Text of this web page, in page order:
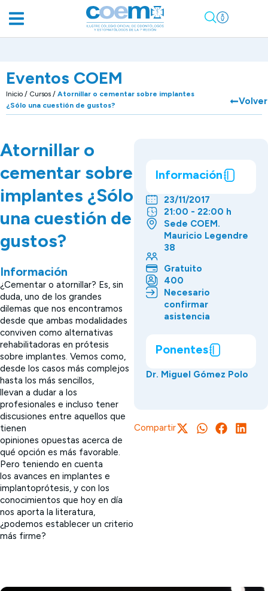
Eventos COEM
Inicio / Cursos / Atornillar o cementar sobre implantes
¿Sólo una cuestión de gustos?
Volver
Atornillar o
cementar sobre
implantes ¿Sólo
una cuestión de
gustos?
Información
¿Cementar o atornillar? Es, sin
duda, uno de los grandes
dilemas que nos encontramos
desde que ambas modalidades
conviven como alternativas
rehabilitadoras en prótesis
sobre implantes. Vemos como,
desde los casos más complejos
hasta los más sencillos,
llevan a dudar a los
profesionales e incluso tener
discusiones entre aquellos que
tienen
opiniones opuestas acerca de
qué opción es más favorable.
Pero teniendo en cuenta
los avances en implantes e
implantoprótesis, y con los
conocimientos que hoy en día
nos aporta la literatura,
¿podemos establecer un criterio
más firme?
Información
23/11/2017
21:00 - 22:00 h
Sede COEM.
Mauricio Legendre
38
Gratuito
400
Necesario
confirmar
asistencia
Ponentes
Dr. Miguel Gómez Polo
Compartir